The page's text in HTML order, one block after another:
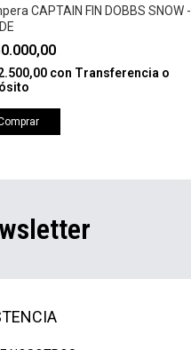
CAPTAIN FIN DOBBS SNOW -
con Transferencia o